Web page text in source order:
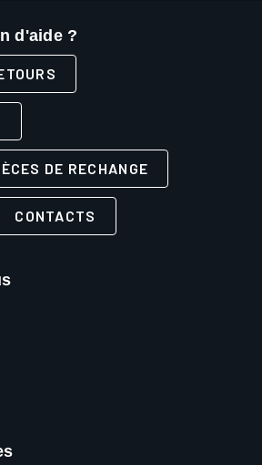
d'aide ?
DE RECHANGE
CONTACTS